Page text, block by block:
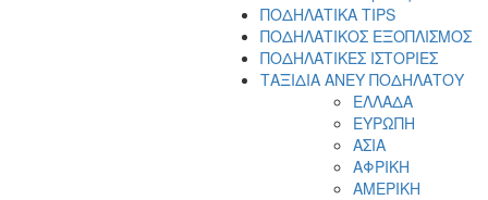
ΠΟΔΗΛΑΤΙΚΑ TIPS
ΠΟΔΗΛΑΤΙΚΟΣ ΕΞΟΠΛΙΣΜΟΣ
ΠΟΔΗΛΑΤΙΚΕΣ ΙΣΤΟΡΙΕΣ
ΤΑΞΙΔΙΑ ΑΝΕΥ ΠΟΔΗΛΑΤΟΥ
ΕΛΛΑΔΑ
ΕΥΡΩΠΗ
ΑΣΙΑ
ΑΦΡΙΚΗ
ΑΜΕΡΙΚΗ